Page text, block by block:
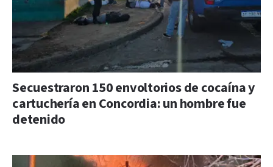
Secuestraron 150 envoltorios de cocaína y
cartuchería en Concordia: un hombre fue
detenido